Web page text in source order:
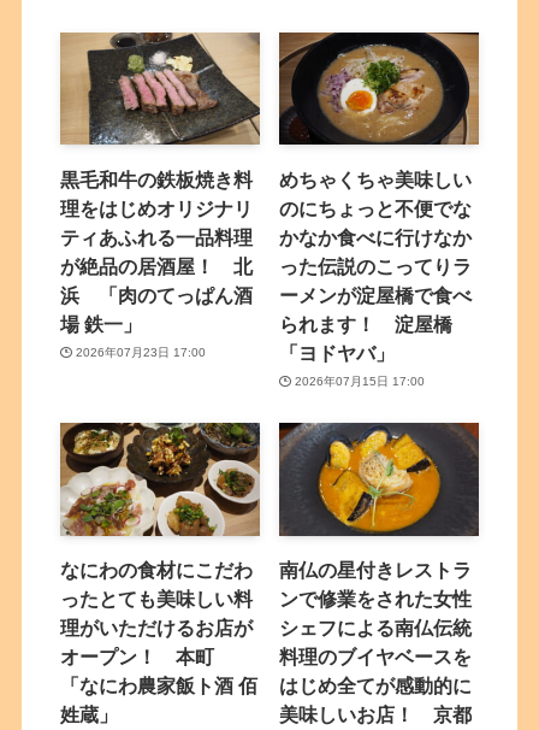
黒毛和牛の鉄板焼き料
理をはじめオリジナリ
ティあふれる一品料理
が絶品の居酒屋！ 北
浜 「肉のてっぱん酒
場 鉄一」
2026年07月23日 17:00
めちゃくちゃ美味しい
のにちょっと不便でな
かなか食べに行けなか
った伝説のこってりラ
ーメンが淀屋橋で食べ
られます！ 淀屋橋
「ヨドヤバ」
2026年07月15日 17:00
なにわの食材にこだわ
ったとても美味しい料
理がいただけるお店が
オープン！ 本町
「なにわ農家飯ト酒 佰
姓蔵」
南仏の星付きレストラ
ンで修業をされた女性
シェフによる南仏伝統
料理のブイヤベースを
はじめ全てが感動的に
美味しいお店！ 京都